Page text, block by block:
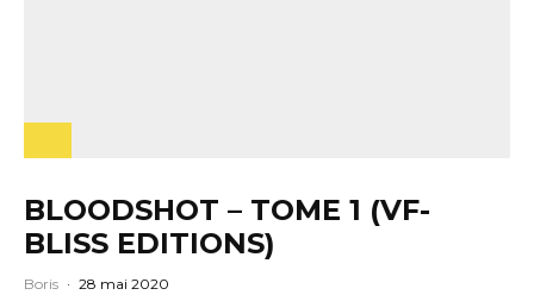
BLOODSHOT – TOME 1 (VF-
BLISS EDITIONS)
Boris · 28 mai 2020